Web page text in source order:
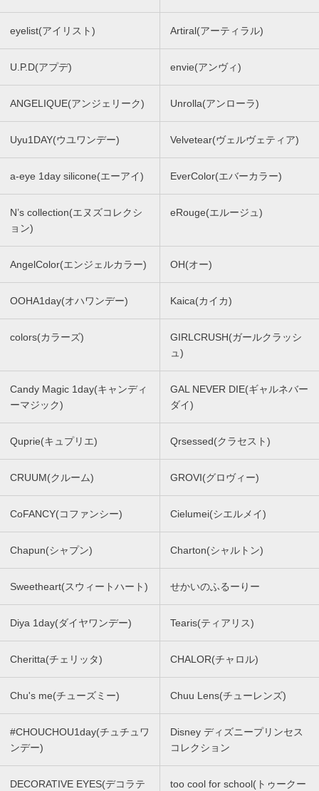
eyelist(アイリスト) Artiral(アーティラル)
U.P.D(アプデ) envie(アンヴィ)
ANGELIQUE(アンジェリーク) Unrolla(アンローラ)
Uyu1DAY(ウユワンデー) Velvetear(ヴェルヴェティア)
a-eye 1day silicone(エーアイ) EverColor(エバーカラー)
N’s collection(エヌズコレクシ
ョン)
eRouge(エルージュ)
AngelColor(エンジェルカラー) OH(オー)
OOHA1day(オハワンデー) Kaica(カイカ)
colors(カラーズ)
GIRLCRUSH(ガールクラッシ
ュ)
Candy Magic 1day(キャンディ
ーマジック)
GAL NEVER DIE(ギャルネバー
ダイ)
Quprie(キュプリエ) Qrsessed(クラセスト)
CRUUM(クルーム) GROVI(グロヴィー)
CoFANCY(コファンシー) Cielumei(シエルメイ)
Chapun(シャプン) Charton(シャルトン)
Sweetheart(スウィートハート) せかいのふるーりー
Diya 1day(ダイヤワンデー) Tearis(ティアリス)
Cheritta(チェリッタ) CHALOR(チャロル)
Chu's me(チューズミー) Chuu Lens(チューレンズ)
#CHOUCHOU1day(チュチュワ
ンデー)
Disney ディズニープリンセス
コレクション
DECORATIVE EYES(デコラテ
too cool for school(トゥークー